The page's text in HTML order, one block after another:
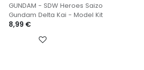
GUNDAM - SDW Heroes Saizo
Gundam Delta Kai - Model Kit
8,99 €